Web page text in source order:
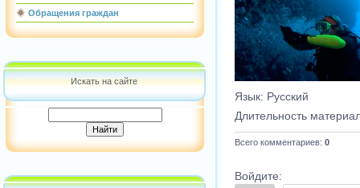
Обращения граждан
Искать на сайте
Язык: Русский
Длительность
Всего комментариев: 0
Войдите: